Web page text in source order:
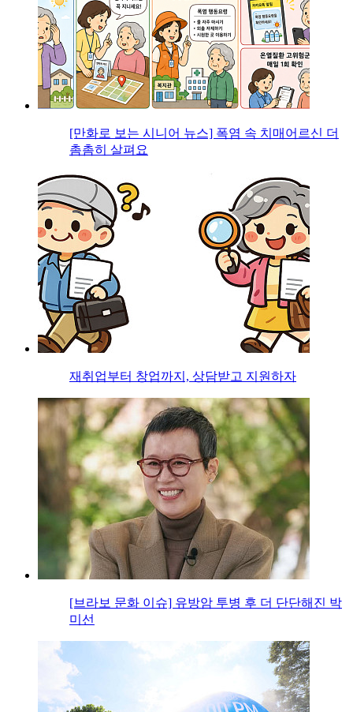
[만화로 보는 시니어 뉴스] 폭염 속 치매어르신 더
촘촘히 살펴요
재취업부터 창업까지, 상담받고 지원하자
[브라보 문화 이슈] 유방암 투병 후 더 단단해진 박
미선